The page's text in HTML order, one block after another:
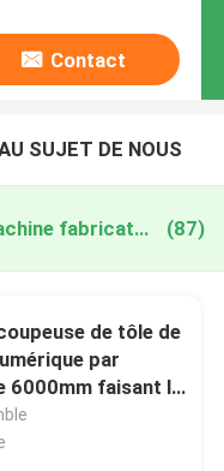
Contact
SUJET DE NOUS
cnc sheet metal cutting machine fabrication en ligne (87)
de tôle de
par
6000mm faisant la